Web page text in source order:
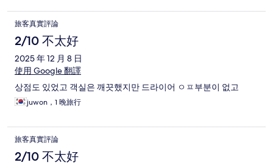
ざいました！
旅客真實評論
2/10 不太好
2025 年 12 月 8 日
使用 Google 翻譯
상점도 있었고 객실은 깨끗했지만 드라이어 ㅇㅍ부분이 없고
juwon，1 晚旅行
旅客真實評論
2/10 不太好